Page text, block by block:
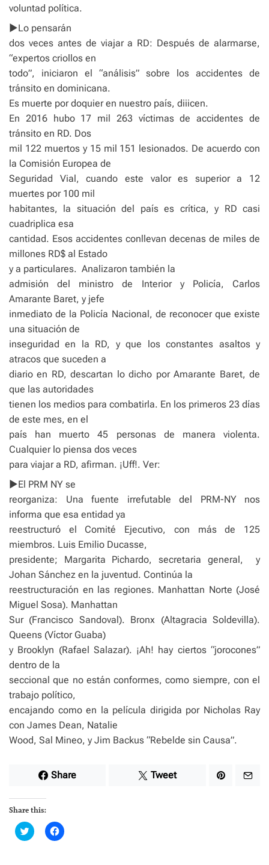
voluntad política.
►Lo pensarán
dos veces antes de viajar a RD: Después de alarmarse,
“expertos criollos en
todo”, iniciaron el “análisis” sobre los accidentes de
tránsito en dominicana.
Es muerte por doquier en nuestro país, diiicen.
En 2016 hubo 17 mil 263 víctimas de accidentes de
tránsito en RD. Dos
mil 122 muertos y 15 mil 151 lesionados. De acuerdo con
la Comisión Europea de
Seguridad Vial, cuando este valor es superior a 12
muertes por 100 mil
habitantes, la situación del país es crítica, y RD casi
cuadriplica esa
cantidad. Esos accidentes conllevan decenas de miles de
millones RD$ al Estado
y a particulares. Analizaron también la
admisión del ministro de Interior y Policía, Carlos
Amarante Baret, y jefe
inmediato de la Policía Nacional, de reconocer que existe
una situación de
inseguridad en la RD, y que los constantes asaltos y
atracos que suceden a
diario en RD, descartan lo dicho por Amarante Baret, de
que las autoridades
tienen los medios para combatirla. En los primeros 23 días
de este mes, en el
país han muerto 45 personas de manera violenta.
Cualquier lo piensa dos veces
para viajar a RD, afirman. ¡Uff!. Ver:
►El PRM NY se
reorganiza: Una fuente irrefutable del PRM-NY nos
informa que esa entidad ya
reestructuró el Comité Ejecutivo, con más de 125
miembros. Luis Emilio Ducasse,
presidente; Margarita Pichardo, secretaria general, y
Johan Sánchez en la juventud. Continúa la
reestructuración en las regiones. Manhattan Norte (José
Miguel Sosa). Manhattan
Sur (Francisco Sandoval). Bronx (Altagracia Soldevilla).
Queens (Víctor Guaba)
y Brooklyn (Rafael Salazar). ¡Ah! hay ciertos “jorocones”
dentro de la
seccional que no están conformes, como siempre, con el
trabajo político,
encajando como en la película dirigida por Nicholas Ray
con James Dean, Natalie
Wood, Sal Mineo, y Jim Backus “Rebelde sin Causa”.
Share Tweet
Share this:
C
l
C
l